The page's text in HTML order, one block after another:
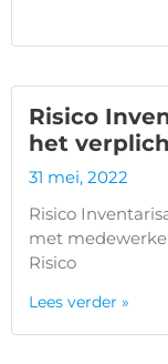
Risico
het
31 mei, 2022
Risico
met
Risico
Lees verder »